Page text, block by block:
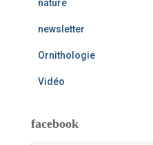
nature
newsletter
Ornithologie
Vidéo
facebook